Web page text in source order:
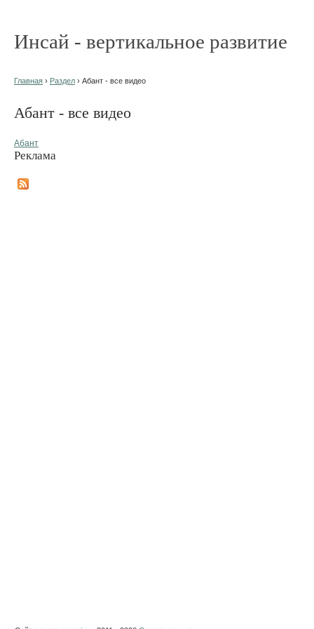
Инсай - вертикальное развитие
Главная › Раздел › Абант - все видео
Абант - все видео
Абант
Реклама